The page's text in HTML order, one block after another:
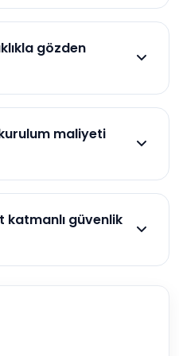
göstererek,
olarak
gözden
Anormal
de yapılmalıdır.
maliyeti
veri ihlali durumunda
ekonomiktir.
katmanlı güvenlik
ile gelir.